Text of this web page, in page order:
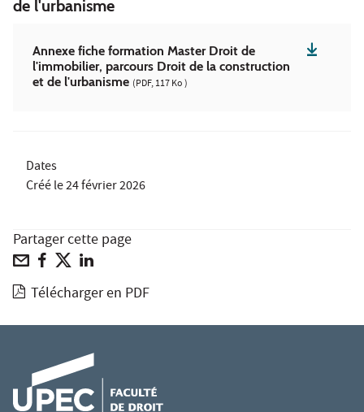
de l'urbanisme
Annexe fiche formation Master Droit de
l'immobilier, parcours Droit de la construction
et de l'urbanisme (PDF, 117 Ko )
Dates
Créé le24 février 2026
Partager cette page
Télécharger en PDF